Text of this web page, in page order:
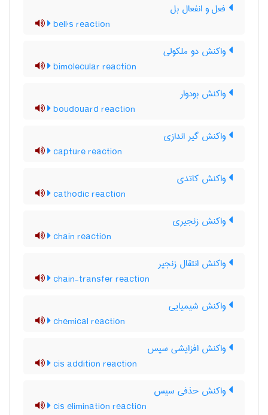
فعل و انفعال بل
bell's reaction
واکنش دو ملکولی
bimolecular reaction
واکنش بودوار
boudouard reaction
واکنش گیر اندازی
capture reaction
واکنش کاتدی
cathodic reaction
واکنش زنجیری
chain reaction
واکنش انتقال زنجیر
chain-transfer reaction
واکنش شیمیایی
chemical reaction
واکنش افزایشی سیس
cis addition reaction
واکنش حذفی سیس
cis elimination reaction